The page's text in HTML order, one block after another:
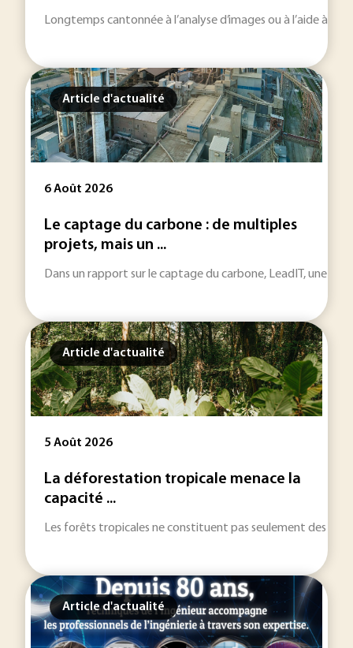
Longtemps cantonnée à l’analyse d’images ou à l’aide à
Article d'actualité
6 Août 2026
Le captage du carbone : de multiples
projets, mais un ...
Dans un rapport sur le captage du carbone, LeadIT, une
Article d'actualité
5 Août 2026
La déforestation tropicale menace la
capacité ...
Les forêts tropicales ne constituent pas seulement des
Article d'actualité